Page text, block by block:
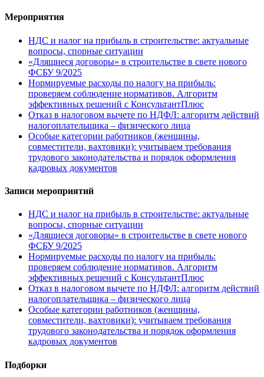
Мероприятия
НДС и налог на прибыль в строительстве: актуальные
вопросы, спорные ситуации
«Длящиеся договоры» в строительстве в свете нового
ФСБУ 9/2025
Нормируемые расходы по налогу на прибыль:
проверяем соблюдение нормативов. Алгоритм
эффективных решений с КонсультантПлюс
Отказ в налоговом вычете по НДФЛ: алгоритм действий
налогоплательщика – физического лица
Особые категории работников (женщины,
совместители, вахтовики): учитываем требования
трудового законодательства и порядок оформления
кадровых документов
Записи мероприятий
НДС и налог на прибыль в строительстве: актуальные
вопросы, спорные ситуации
«Длящиеся договоры» в строительстве в свете нового
ФСБУ 9/2025
Нормируемые расходы по налогу на прибыль:
проверяем соблюдение нормативов. Алгоритм
эффективных решений с КонсультантПлюс
Отказ в налоговом вычете по НДФЛ: алгоритм действий
налогоплательщика – физического лица
Особые категории работников (женщины,
совместители, вахтовики): учитываем требования
трудового законодательства и порядок оформления
кадровых документов
Подборки